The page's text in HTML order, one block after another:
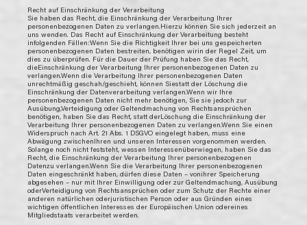
Recht auf Einschränkung der Verarbeitung
Sie haben das Recht, die Einschränkung der Verarbeitung Ihrer
personenbezogenen Daten zu verlangen.Hierzu können Sie sich jederzeit an
uns wenden. Das Recht auf Einschränkung der Verarbeitung besteht
infolgenden Fällen:Wenn Sie die Richtigkeit Ihrer bei uns gespeicherten
personenbezogenen Daten bestreiten, benötigen wirin der Regel Zeit, um
dies zu überprüfen. Für die Dauer der Prüfung haben Sie das Recht,
dieEinschränkung der Verarbeitung Ihrer personenbezogenen Daten zu
verlangen.Wenn die Verarbeitung Ihrer personenbezogenen Daten
unrechtmäßig geschah/geschieht, können Siestatt der Löschung die
Einschränkung der Datenverarbeitung verlangen.Wenn wir Ihre
personenbezogenen Daten nicht mehr benötigen, Sie sie jedoch zur
Ausübung,Verteidigung oder Geltendmachung von Rechtsansprüchen
benötigen, haben Sie das Recht, statt derLöschung die Einschränkung der
Verarbeitung Ihrer personenbezogenen Daten zu verlangen.Wenn Sie einen
Widerspruch nach Art. 21 Abs. 1 DSGVO eingelegt haben, muss eine
Abwägung zwischenIhren und unseren Interessen vorgenommen werden.
Solange noch nicht feststeht, wessen Interessenüberwiegen, haben Sie das
Recht, die Einschränkung der Verarbeitung Ihrer personenbezogenen
Datenzu verlangen.Wenn Sie die Verarbeitung Ihrer personenbezogenen
Daten eingeschränkt haben, dürfen diese Daten – vonihrer Speicherung
abgesehen – nur mit Ihrer Einwilligung oder zur Geltendmachung, Ausübung
oderVerteidigung von Rechtsansprüchen oder zum Schutz der Rechte einer
anderen natürlichen oderjuristischen Person oder aus Gründen eines
wichtigen öffentlichen Interesses der Europäischen Union odereines
Mitgliedstaats verarbeitet werden.